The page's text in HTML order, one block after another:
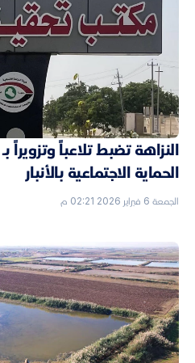
الحماية الاجتماعية بالأنبار
الجمعة 6 فبراير 2026 02:21 م